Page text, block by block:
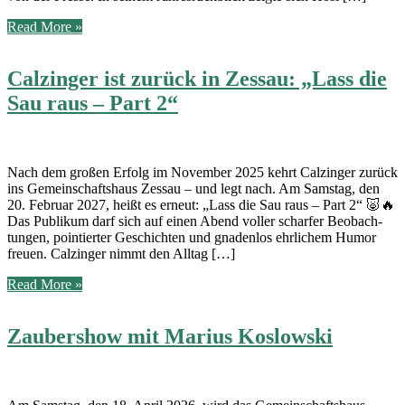
Read More »
Schützen
Calzinger ist zurück in Zessau: „Lass die
Sau raus – Part 2“
Nach dem gro­ßen Erfolg im Novem­ber 2025 kehrt Cal­z­in­ger zurück
ins Gemein­schafts­haus Zessau – und legt nach. Am Sams­tag, den
20. Febru­ar 2027, heißt es erneut: „Lass die Sau raus – Part 2“ 🐷🔥
Das Publi­kum darf sich auf einen Abend vol­ler schar­fer Beob­ach­
tun­gen, poin­tier­ter Geschich­ten und gna­den­los ehr­li­chem Humor
freu­en. Cal­z­in­ger nimmt den Alltag […]
Read More »
in
Zessau:
Sau
Zaubershow mit Marius Koslowski